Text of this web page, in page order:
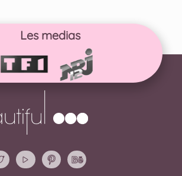
Les medias